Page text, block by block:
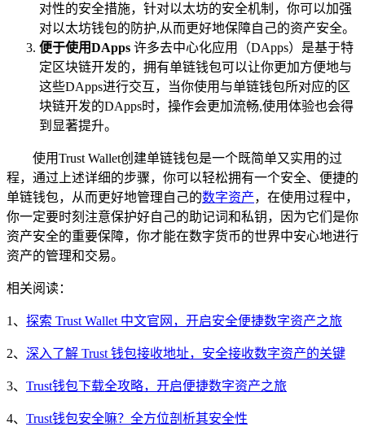
对性的安全措施，针对以太坊的安全机制，你可以加强
对以太坊钱包的防护,从而更好地保障自己的资产安全。
便于使用DApps 许多去中心化应用（DApps）是基于特
定区块链开发的，拥有单链钱包可以让你更加方便地与
这些DApps进行交互，当你使用与单链钱包所对应的区
块链开发的DApps时，操作会更加流畅,使用体验也会得
到显著提升。
使用Trust Wallet创建单链钱包是一个既简单又实用的过
程，通过上述详细的步骤，你可以轻松拥有一个安全、便捷的
单链钱包，从而更好地管理自己的数字资产，在使用过程中，
你一定要时刻注意保护好自己的助记词和私钥，因为它们是你
资产安全的重要保障，你才能在数字货币的世界中安心地进行
资产的管理和交易。
相关阅读：
1、 探索 Trust Wallet 中文官网，开启安全便捷数字资产之旅
2、 深入了解 Trust 钱包接收地址，安全接收数字资产的关键
3、 Trust钱包下载全攻略，开启便捷数字资产之旅
4、 Trust钱包安全嘛？全方位剖析其安全性